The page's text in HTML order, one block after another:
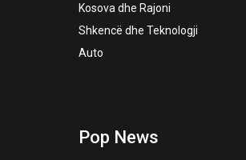
Kosova dhe Rajoni
Shkencë dhe Teknologji
Auto
Pop News